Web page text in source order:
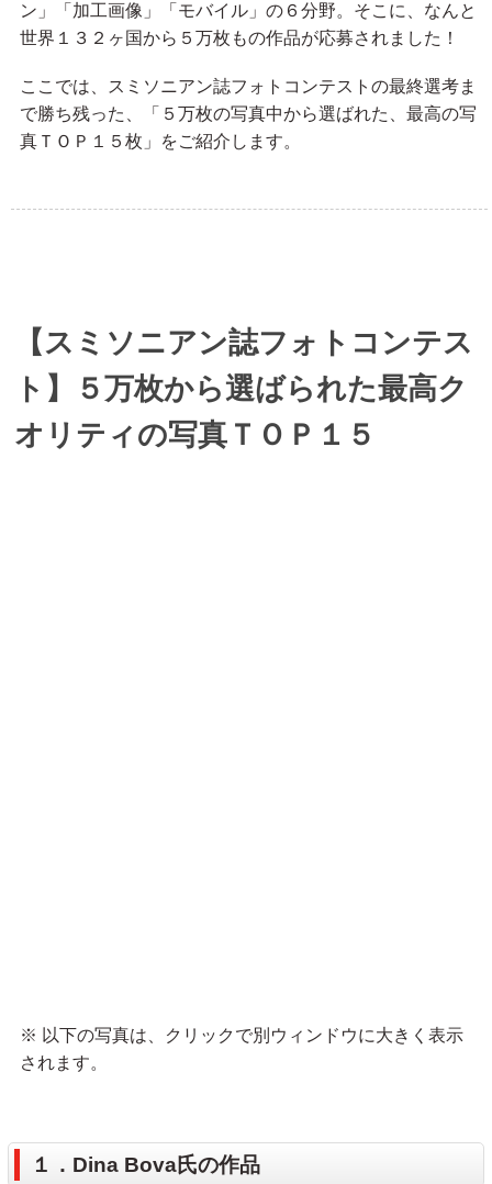
ン」「加工画像」「モバイル」の６分野。そこに、なんと
世界１３２ヶ国から５万枚もの作品が応募されました！
ここでは、スミソニアン誌フォトコンテストの最終選考ま
で勝ち残った、「５万枚の写真中から選ばれた、最高の写
真ＴＯＰ１５枚」をご紹介します。
【スミソニアン誌フォトコンテス
ト】５万枚から選ばられた最高ク
オリティの写真ＴＯＰ１５
※ 以下の写真は、クリックで別ウィンドウに大きく表示
されます。
１．Dina Bova氏の作品